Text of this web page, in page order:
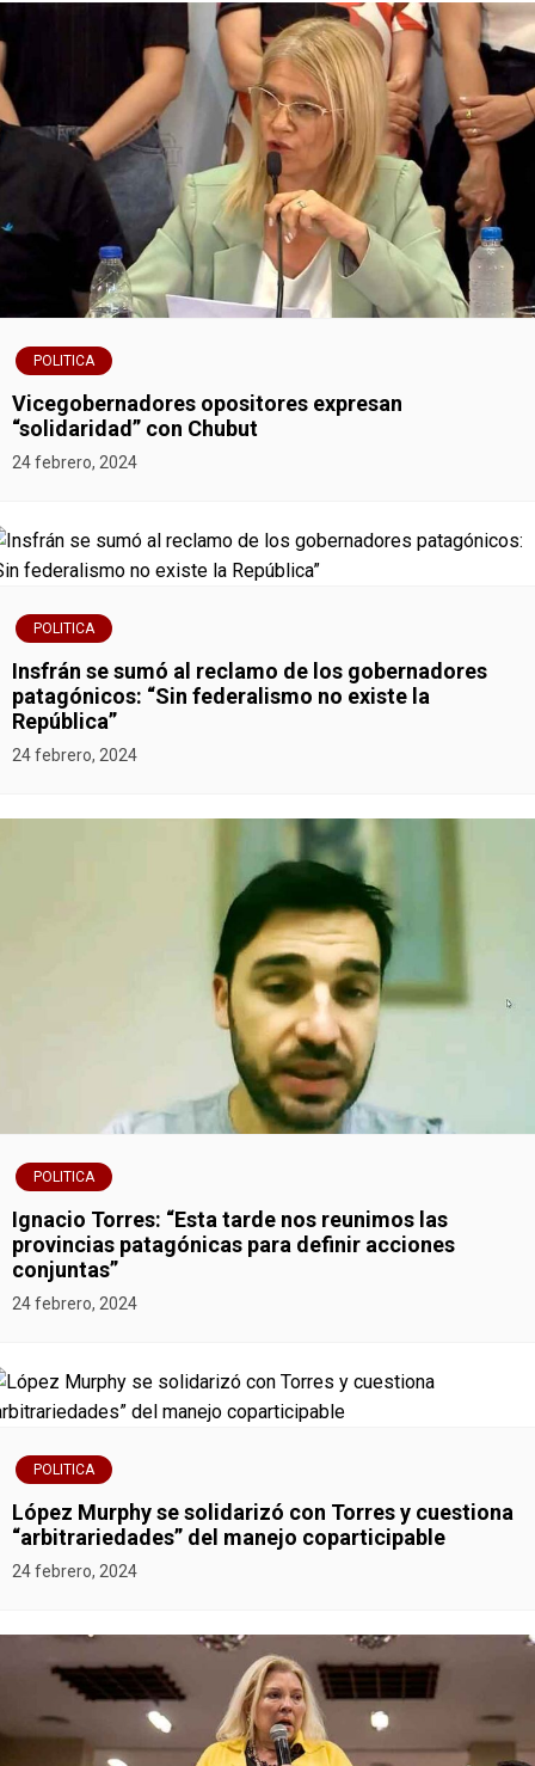
v
e
g
c
ó
n
d
e
n
t
r
a
d
POLITICA
Vicegobernadores opositores expresan
“solidaridad” con Chubut
24 febrero, 2024
POLITICA
Insfrán se sumó al reclamo de los gobernadores
patagónicos: “Sin federalismo no existe la
República”
24 febrero, 2024
POLITICA
Ignacio Torres: “Esta tarde nos reunimos las
provincias patagónicas para definir acciones
conjuntas”
24 febrero, 2024
POLITICA
López Murphy se solidarizó con Torres y cuestiona
“arbitrariedades” del manejo coparticipable
24 febrero, 2024